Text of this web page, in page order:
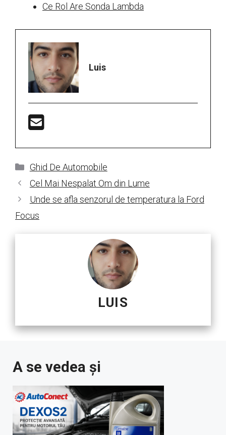
Ce Rol Are Sonda Lambda
Luis
Categorii
Ghid De Automobile
Cel Mai Nespalat Om din Lume
Unde se afla senzorul de temperatura la Ford
Focus
LUIS
A se vedea și